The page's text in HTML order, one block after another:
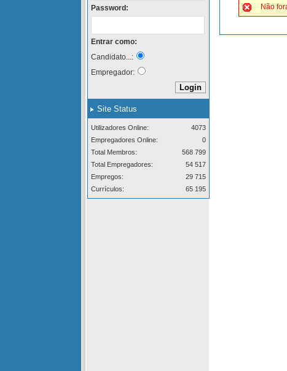
Password:
Entrar como:
Candidato...:
Empregador:
Site Status
Utilizadores Online:
4073
Empregadores Online:
0
Total Membros:
568 799
Total Empregadores:
54 517
Empregos:
29 715
Currículos:
65 195
Não